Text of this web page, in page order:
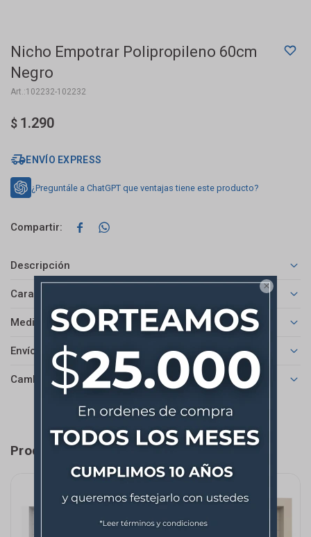

Nicho Empotrar Polipropileno 60cm
Negro
102232-102232
$ 1.290
ENVÍO EXPRESS
¿Preguntále a ChatGPT que ventajas tiene este producto?
 
Descripción
Características
Medios de pago
Envíos
Cambios y Devoluciones
Productos que te pueden interesar